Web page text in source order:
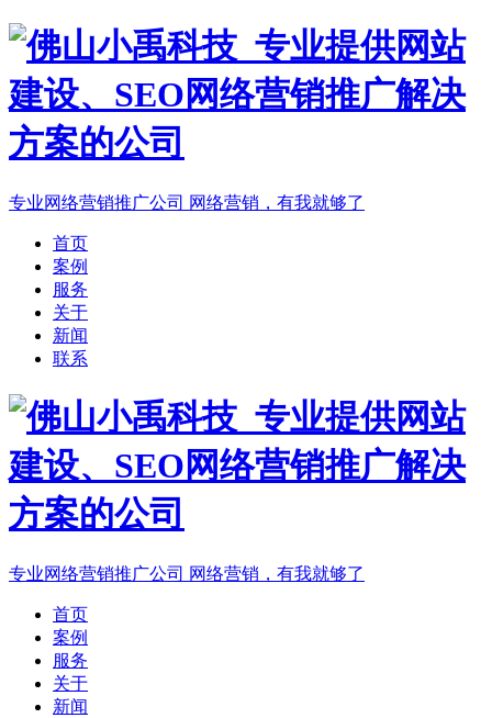
专业网络营销推广公司 网络营销，有我就够了
首页
案例
服务
关于
新闻
联系
专业网络营销推广公司 网络营销，有我就够了
首页
案例
服务
关于
新闻